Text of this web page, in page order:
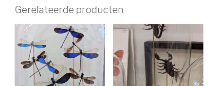
Gerelateerde producten